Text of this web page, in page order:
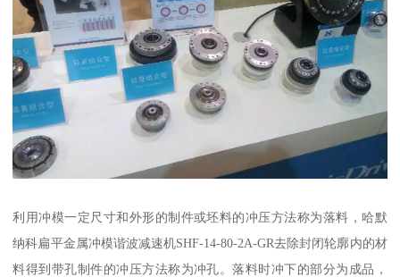
利用冲模一定尺寸和外形的制件或坯料的冲压方法称为落料，哈默
纳科扁平金属冲模谐波减速机SHF-14-80-2A-GR去除封闭轮廓内的材
料得到带孔制件的冲压方法称为冲孔。落料时冲下的部分为成品，